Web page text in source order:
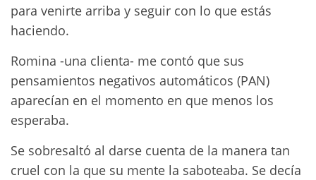
para venirte arriba y seguir con lo que estás
haciendo.
Romina -una clienta- me contó que sus
pensamientos negativos automáticos (PAN)
aparecían en el momento en que menos los
esperaba.
Se sobresaltó al darse cuenta de la manera tan
cruel con la que su mente la saboteaba. Se decía